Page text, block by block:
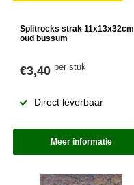
Splitrocks strak 11x13x32cm
oud bussum
€3,40 per stuk
Direct leverbaar
Meer informatie